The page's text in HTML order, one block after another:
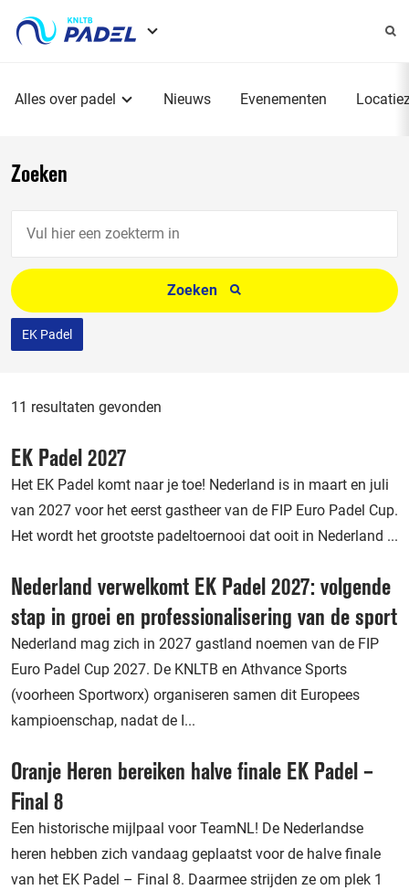
Alles over padel Nieuws Evenementen
Zoeken
een
zoekterm
in
Zoeken
EK Padel
11 resultaten gevonden
EK Padel 2027
Het EK Padel komt naar je toe! Nederland is in maart en juli
van 2027 voor het eerst gastheer van de FIP Euro Padel Cup.
Het wordt het grootste padeltoernooi dat ooit in Nederland ...
Nederland verwelkomt EK Padel 2027: volgende
stap in groei en professionalisering van de sport
Nederland mag zich in 2027 gastland noemen van de FIP
Euro Padel Cup 2027. De KNLTB en Athvance Sports
(voorheen Sportworx) organiseren samen dit Europees
kampioenschap, nadat de I...
Oranje Heren bereiken halve finale EK Padel –
Final 8
Een historische mijlpaal voor TeamNL! De Nederlandse
heren hebben zich vandaag geplaatst voor de halve finale
van het EK Padel – Final 8. Daarmee strijden ze om plek 1